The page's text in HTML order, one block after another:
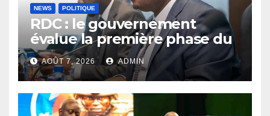
NEWS POLITIQUE
RDC : le gouvernement
évalue la première phase du
PDL-145T et prépare la
relance du programme
AOÛT 7, 2026 ADMIN